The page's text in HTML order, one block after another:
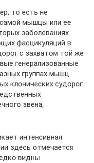
то есть не
мышцы или ее
заболеваниях
фасцикуляций в
с захватом той же
генерализованные
группах мышц.
клонических судорог
звена,
интенсивная
здесь отмечается
видны